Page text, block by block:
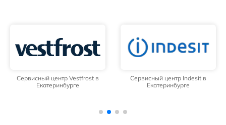
Сервисный центр Vestfrost в
Екатеринбурге
Сервисный центр Indesit в
Екатеринбурге